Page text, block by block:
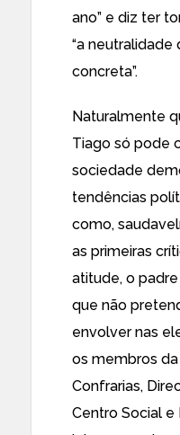
ano” e diz ter
“a neutralidade
concreta”.
Naturalmente
Tiago só pode
sociedade
tendências
como,
as primeiras
atitude, o
que não
envolver nas
os membros da
Confrarias,
Centro Social e